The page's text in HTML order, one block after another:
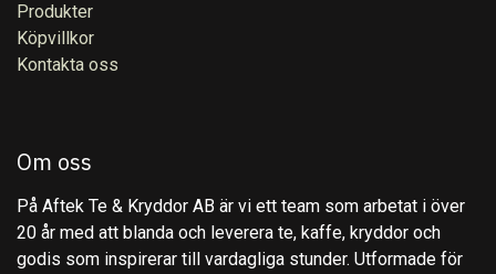
Produkter
Köpvillkor
Kontakta oss
Om oss
På Aftek Te & Kryddor AB är vi ett team som arbetat i över
20 år med att blanda och leverera te, kaffe, kryddor och
godis som inspirerar till vardagliga stunder. Utformade för